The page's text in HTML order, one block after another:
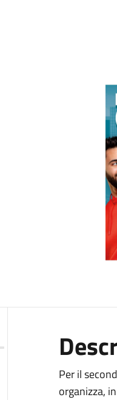
Per il
organizza,